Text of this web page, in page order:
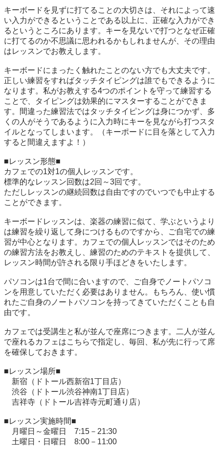
キーボードを見ずに打てることの大切さは、それによって速
い入力ができるということである以上に、正確な入力ができ
るというところにあります。キーを見ないで打つとなぜ正確
に打てるのか不思議に思われるかもしれませんが、その理由
はレッスンでお教えします。
キーボードにまったく触れたことのない方でも大丈夫です。
正しい練習をすればタッチタイピングは誰でもできるように
なります。私がお教えする4つのポイントを守って練習する
ことで、タイピングは効果的にマスターすることができま
す。間違った練習法ではタッチタイピングは身につかず、多
くの人がそうであるように入力時にキーを見ながら打つスタ
イルとなってしまいます。（キーポードに目を落として入力
すると間違えますよ！）
■レッスン形態■
カフェでの1対1の個人レッスンです。
標準的なレッスン回数は2回～3回です。
ただしレッスンの継続回数は自由ですのでいつでも中止する
ことができます。
キーボードレッスンは、楽器の練習に似て、学ぶというより
は練習を繰り返して身につけるものですから、ご自宅での練
習が中心となります。カフェでの個人レッスンではそのため
の練習方法をお教えし、練習のためのテキストを提供して、
レッスン時間が許される限り手ほどきをいたします。
パソコンは1台で間に合いますので、ご自身でノートパソコ
ンを用意していただく必要はありません。もちろん、使い慣
れたご自身のノートパソコンを持ってきていただくことも自
由です。
カフェでは受講生と私が並んで座席につきます。二人が並ん
で座れるカフェはこちらで指定し、毎回、私が先に行って席
を確保しておきます。
■レッスン場所■
新宿（ドトール西新宿1丁目店）
渋谷（ドトール渋谷神南1丁目店）
吉祥寺（ドトール吉祥寺元町通り店）
■レッスン実施時間■
月曜日～金曜日　7:15－21:30
土曜日・日曜日　8:00－11:00